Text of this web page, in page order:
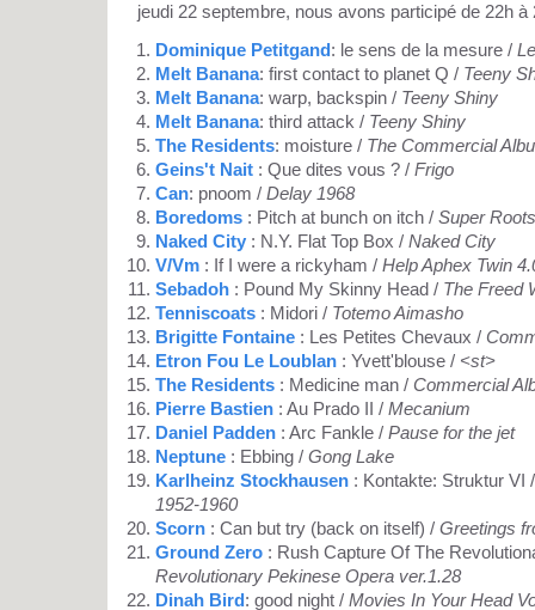
jeudi 22 septembre, nous avons participé de 22h à
Dominique Petitgand: le sens de la mesure /
Melt Banana: first contact to planet Q / Teeny
Melt Banana: warp, backspin / Teeny Shiny
Melt Banana: third attack / Teeny Shiny
The Residents: moisture / The Commercial
Geins't Nait : Que dites vous ? / Frigo
Can: pnoom / Delay 1968
Boredoms : Pitch at bunch on itch / Super Roots
Naked City : N.Y. Flat Top Box / Naked City
V/Vm : If I were a rickyham / Help Aphex Twin
Sebadoh : Pound My Skinny Head / The Freed
Tenniscoats : Midori / Totemo Aimasho
Brigitte Fontaine : Les Petites Chevaux /
Etron Fou Le Loublan : Yvett'blouse / <st>
The Residents : Medicine man / Commercial
Pierre Bastien : Au Prado II / Mecanium
Daniel Padden : Arc Fankle / Pause for the jet
Neptune : Ebbing / Gong Lake
Karlheinz Stockhausen : Kontakte: Struktur VI
1952-1960
Scorn : Can but try (back on itself) / Greetings
Ground Zero : Rush Capture Of The
Revolutionary Pekinese Opera ver.1.28
Dinah Bird: good night / Movies In Your Head